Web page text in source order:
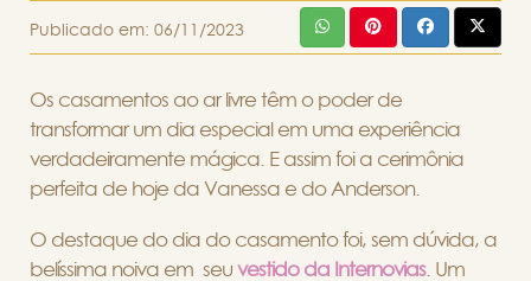
Publicado em: 06/11/2023
Os casamentos ao ar livre têm o poder de
transformar um dia especial em uma experiência
verdadeiramente mágica. E assim foi a cerimônia
perfeita de hoje da Vanessa e do Anderson.
O destaque do dia do casamento foi, sem dúvida, a
belíssima noiva em seu vestido da Internovias. Um